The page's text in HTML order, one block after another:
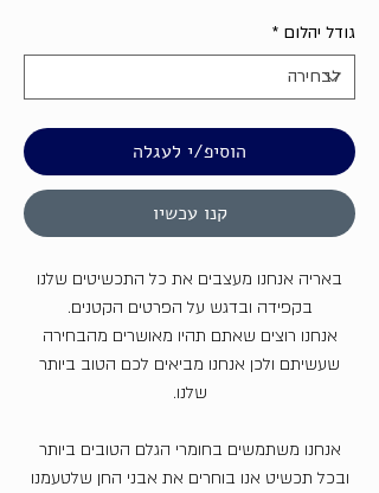
גודל יהלום *
הוסיפ/י לעגלה
קנו עכשיו
באריה אנחנו מעצבים את כל התכשיטים שלנו
בקפידה ובדגש על הפרטים הקטנים.
אנחנו רוצים שאתם תהיו מאושרים מהבחירה
שעשיתם ולכן אנחנו מביאים לכם הטוב ביותר
שלנו.
אנחנו משתמשים בחומרי הגלם הטובים ביותר
ובכל תכשיט אנו בוחרים את אבני החן שלטעמנו